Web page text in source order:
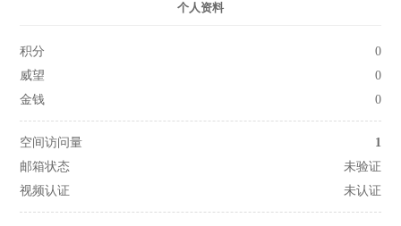
个人资料
积分
0
威望
0
金钱
0
空间访问量
1
邮箱状态
未验证
视频认证
未认证